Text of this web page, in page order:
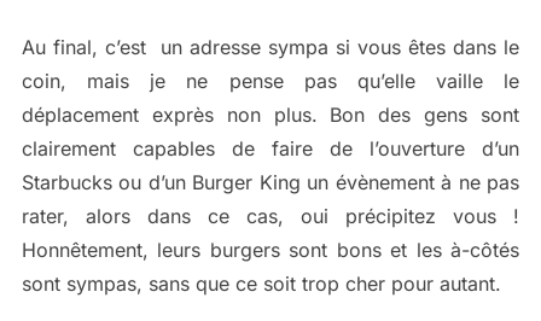
Au final, c’est un adresse sympa si vous êtes dans le
coin, mais je ne pense pas qu’elle vaille le
déplacement exprès non plus. Bon des gens sont
clairement capables de faire de l’ouverture d’un
Starbucks ou d’un Burger King un évènement à ne pas
rater, alors dans ce cas, oui précipitez vous !
Honnêtement, leurs burgers sont bons et les à-côtés
sont sympas, sans que ce soit trop cher pour autant.